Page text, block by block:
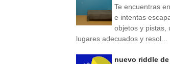
Te encuentras
e intentas
objetos y pistas,
lugares adecuados y resol...
nuevo riddle